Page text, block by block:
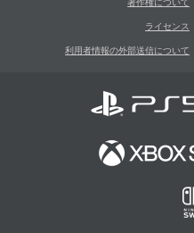
ライセンス
利用者情報の外部送信について